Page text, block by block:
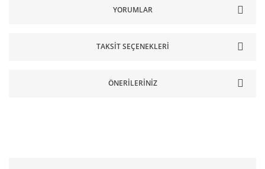
YORUMLAR
TAKSIT SEÇENEKLERI
ÖNERILERINIZ